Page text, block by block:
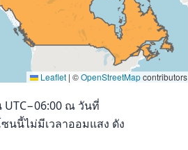
Leaflet | ©OpenStreetMapcontributors
UTC−06:00 ณ วันที่
นนี้ไม่มีเวลาออมแสง ดัง